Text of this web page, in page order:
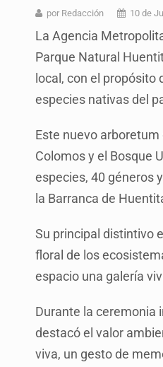
por Redacción 10 de
La Agencia
Parque Natural
local, con el
especies nativas del
Este nuevo
Colomos y el Bosque
especies, 40 géneros
la Barranca de
Su principal distintivo
floral de los
espacio una galería
Durante la ceremonia
destacó el valor
viva, un gesto de